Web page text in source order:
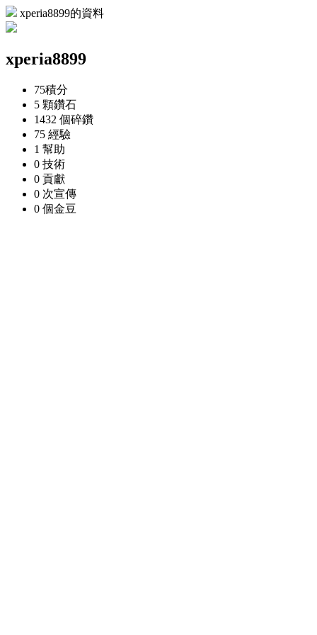
xperia8899的資料
xperia8899
75積分
5 顆鑽石
1432 個碎鑽
75 經驗
1 幫助
0 技術
0 貢獻
0 次宣傳
0 個金豆